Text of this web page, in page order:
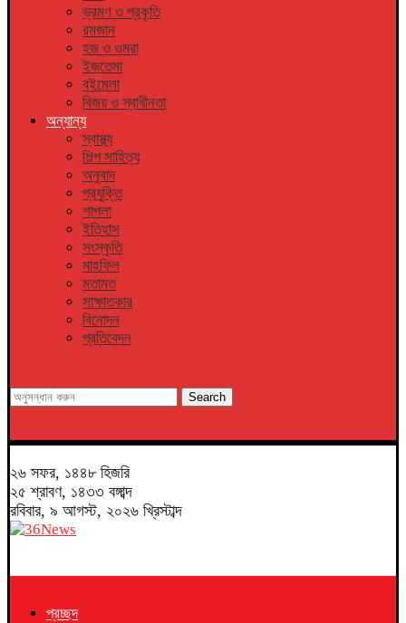
ভ্রমণ ও প্রকৃতি
রমজান
হজ ও ওমরা
ইজতেমা
বইমেলা
বিজয় ও স্বাধীনতা
অন্যান্য
স্বাস্থ্য
শিল্প সাহিত্য
অনুবাদ
প্রযুক্তি
শাপলা
ইতিহাস
সংস্কৃতি
মাহফিল
মতামত
সাক্ষাতকার
বিনোদন
প্রতিবেদন
Search
২৬ সফর, ১৪৪৮ হিজরি
২৫ শ্রাবণ, ১৪৩৩ বঙ্গাব্দ
রবিবার, ৯ আগস্ট, ২০২৬ খ্রিস্টাব্দ
প্রচ্ছদ